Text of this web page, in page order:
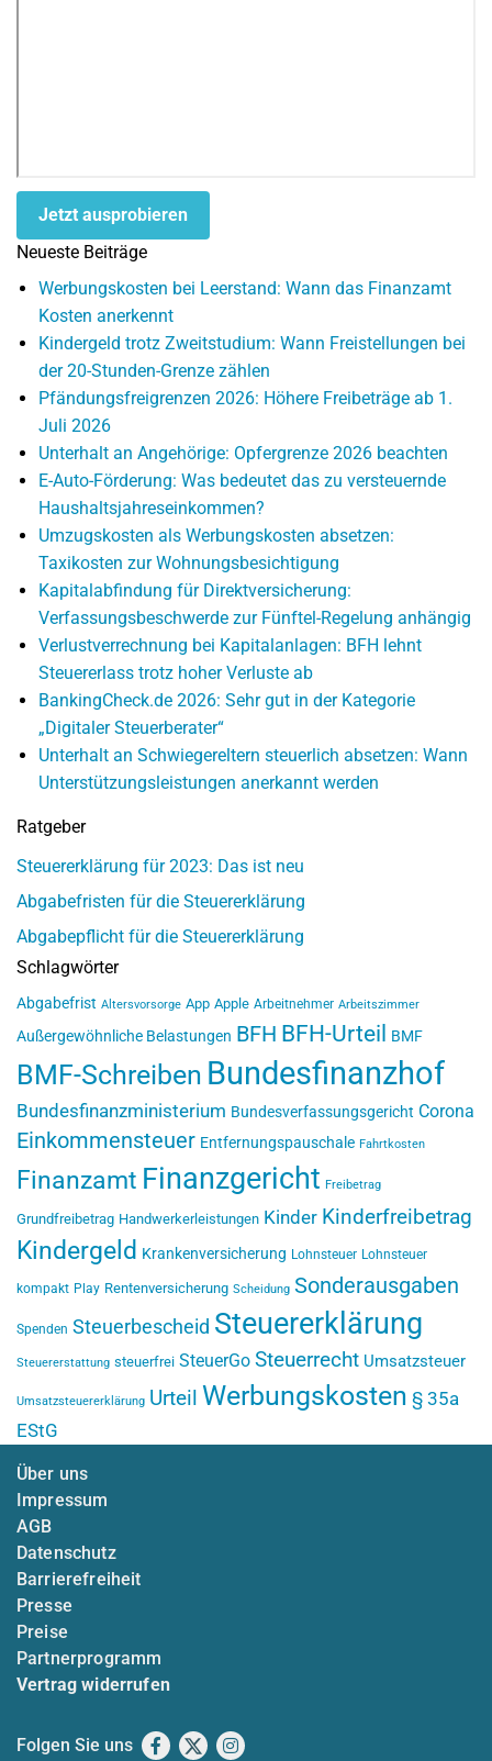
Jetzt ausprobieren
Neueste Beiträge
Werbungskosten bei Leerstand: Wann das Finanzamt
Kosten anerkennt
Kindergeld trotz Zweitstudium: Wann Freistellungen bei
der 20-Stunden-Grenze zählen
Pfändungsfreigrenzen 2026: Höhere Freibeträge ab 1.
Juli 2026
Unterhalt an Angehörige: Opfergrenze 2026 beachten
E-Auto-Förderung: Was bedeutet das zu versteuernde
Haushaltsjahreseinkommen?
Umzugskosten als Werbungskosten absetzen:
Taxikosten zur Wohnungsbesichtigung
Kapitalabfindung für Direktversicherung:
Verfassungsbeschwerde zur Fünftel-Regelung anhängig
Verlustverrechnung bei Kapitalanlagen: BFH lehnt
Steuererlass trotz hoher Verluste ab
BankingCheck.de 2026: Sehr gut in der Kategorie
„Digitaler Steuerberater“
Unterhalt an Schwiegereltern steuerlich absetzen: Wann
Unterstützungsleistungen anerkannt werden
Ratgeber
Steuererklärung für 2023: Das ist neu
Abgabefristen für die Steuererklärung
Abgabepflicht für die Steuererklärung
Schlagwörter
Abgabefrist Altersvorsorge App Apple Arbeitnehmer Arbeitszimmer
Außergewöhnliche Belastungen BFH BFH-Urteil BMF
BMF-Schreiben Bundesfinanzhof
Bundesfinanzministerium Bundesverfassungsgericht Corona
Einkommensteuer Entfernungspauschale Fahrtkosten
Finanzamt Finanzgericht Freibetrag
Grundfreibetrag Handwerkerleistungen Kinder Kinderfreibetrag
Kindergeld Krankenversicherung Lohnsteuer Lohnsteuer
kompakt Play Rentenversicherung Scheidung Sonderausgaben
Spenden Steuerbescheid Steuererklärung
Steuererstattung steuerfrei SteuerGo Steuerrecht Umsatzsteuer
Umsatzsteuererklärung Urteil Werbungskosten § 35a
EStG
Über uns
Impressum
AGB
Datenschutz
Barrierefreiheit
Presse
Preise
Partnerprogramm
Vertrag widerrufen
Folgen Sie uns Facebook
X Instagram